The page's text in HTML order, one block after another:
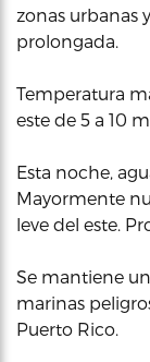
zonas urbanas
prolongada.
Temperatura
este de 5 a 10
Esta noche,
Mayormente
leve del este.
Se mantiene
marinas
Puerto Rico.